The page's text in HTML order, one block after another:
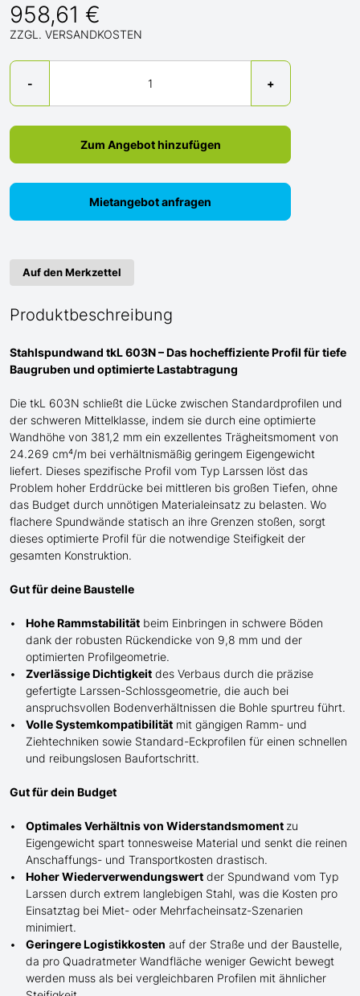
958,61 €
ZZGL. VERSANDKOSTEN
-
Menge
+
Zum Angebot hinzufügen
Mietangebot anfragen
Auf den Merkzettel
Produktbeschreibung
Stahlspundwand tkL 603N – Das hocheffiziente Profil für tiefe
Baugruben und optimierte Lastabtragung
Die tkL 603N schließt die Lücke zwischen Standardprofilen und
der schweren Mittelklasse, indem sie durch eine optimierte
Wandhöhe von 381,2 mm ein exzellentes Trägheitsmoment von
24.269 cm⁴/m bei verhältnismäßig geringem Eigengewicht
liefert. Dieses spezifische Profil vom Typ Larssen löst das
Problem hoher Erddrücke bei mittleren bis großen Tiefen, ohne
das Budget durch unnötigen Materialeinsatz zu belasten. Wo
flachere Spundwände statisch an ihre Grenzen stoßen, sorgt
dieses optimierte Profil für die notwendige Steifigkeit der
gesamten Konstruktion.
Gut für deine Baustelle
Hohe Rammstabilität beim Einbringen in schwere Böden
dank der robusten Rückendicke von 9,8 mm und der
optimierten Profilgeometrie.
Zverlässige Dichtigkeit des Verbaus durch die präzise
gefertigte Larssen-Schlossgeometrie, die auch bei
anspruchsvollen Bodenverhältnissen die Bohle spurtreu führt.
Volle Systemkompatibilität mit gängigen Ramm- und
Ziehtechniken sowie Standard-Eckprofilen für einen schnellen
und reibungslosen Baufortschritt.
Gut für dein Budget
Optimales Verhältnis von Widerstandsmoment zu
Eigengewicht spart tonnesweise Material und senkt die reinen
Anschaffungs- und Transportkosten drastisch.
Hoher Wiederverwendungswert der Spundwand vom Typ
Larssen durch extrem langlebigen Stahl, was die Kosten pro
Einsatztag bei Miet- oder Mehrfacheinsatz-Szenarien
minimiert.
Geringere Logistikkosten auf der Straße und der Baustelle,
da pro Quadratmeter Wandfläche weniger Gewicht bewegt
werden muss als bei vergleichbaren Profilen mit ähnlicher